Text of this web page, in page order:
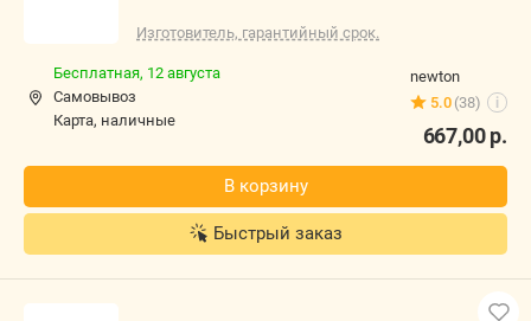
Изготовитель, гарантийный срок.
newton
5.0 (38) i
Бесплатная, 12 августа
Самовывоз
карта, наличные
667,00р.
В корзину
Быстрый заказ